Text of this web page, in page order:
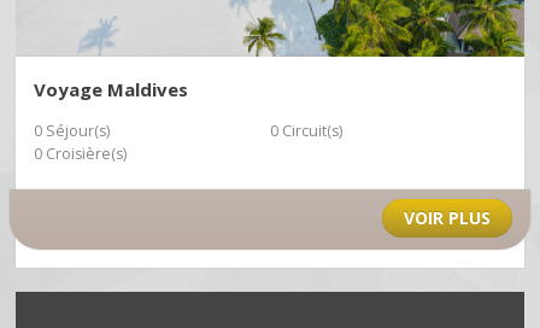
Voyage Maldives
0 Séjour(s)
0 Circuit(s)
0 Croisière(s)
VOIR PLUS